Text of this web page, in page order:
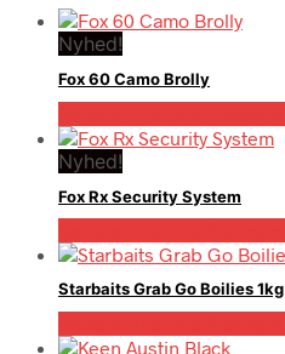
Nyhed!
Fox 60 Camo Brolly
Nyhed!
Fox Rx Security System
Starbaits Grab Go Boilies 1kg